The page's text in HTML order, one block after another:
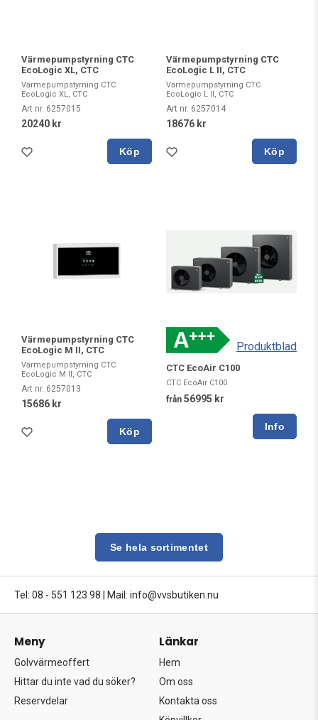
Värmepumpstyrning CTC
EcoLogic XL, CTC
Värmepumpstyrning CTC
EcoLogic XL, CTC
Art nr. 6257015
20240 kr
Köp
Värmepumpstyrning CTC
EcoLogic L II, CTC
Värmepumpstyrning CTC
EcoLogic L II, CTC
Art nr. 6257014
18676 kr
Köp
Värmepumpstyrning CTC
EcoLogic M II, CTC
Värmepumpstyrning CTC
EcoLogic M II, CTC
Art nr. 6257013
15686 kr
Köp
Produktblad
CTC EcoAir C100
CTC EcoAir C100
från 56995 kr
Se hela sortimentet
Tel: 08 - 551 123 98 Mail: info@vvsbutiken.nu
Meny
Golvvärmeoffert
Hittar du inte vad du söker?
Reservdelar
Länkar
Hem
Om oss
Kontakta oss